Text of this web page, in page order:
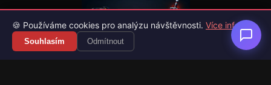
Váš průvodce světem videoher. Novinky, recenze a česko-
slovenské překlady her.
🍪 Používáme cookies pro analýzu návštěvnosti. Více info
Souhlasím Odmítnout